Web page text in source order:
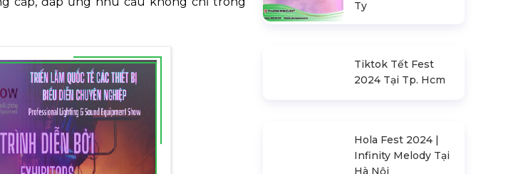
Ty
Tiktok Tết Fest
2024 Tại Tp. Hcm
Hola Fest 2024 |